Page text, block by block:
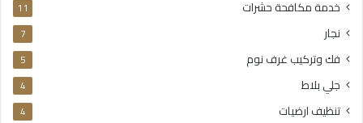
خدمة مكافحة حشرات 11
نجار 7
فك وتركيب غرف نوم 5
جلي بلاط 4
تنظيف ارضيات 4